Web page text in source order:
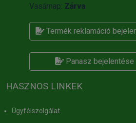
Vasárnap: Zárva
Termék reklamáció
Panasz bejelentése
HASZNOS LINKEK
Ügyfélszolgálat